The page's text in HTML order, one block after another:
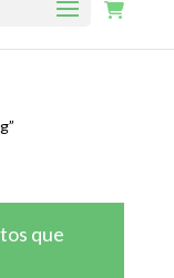
que